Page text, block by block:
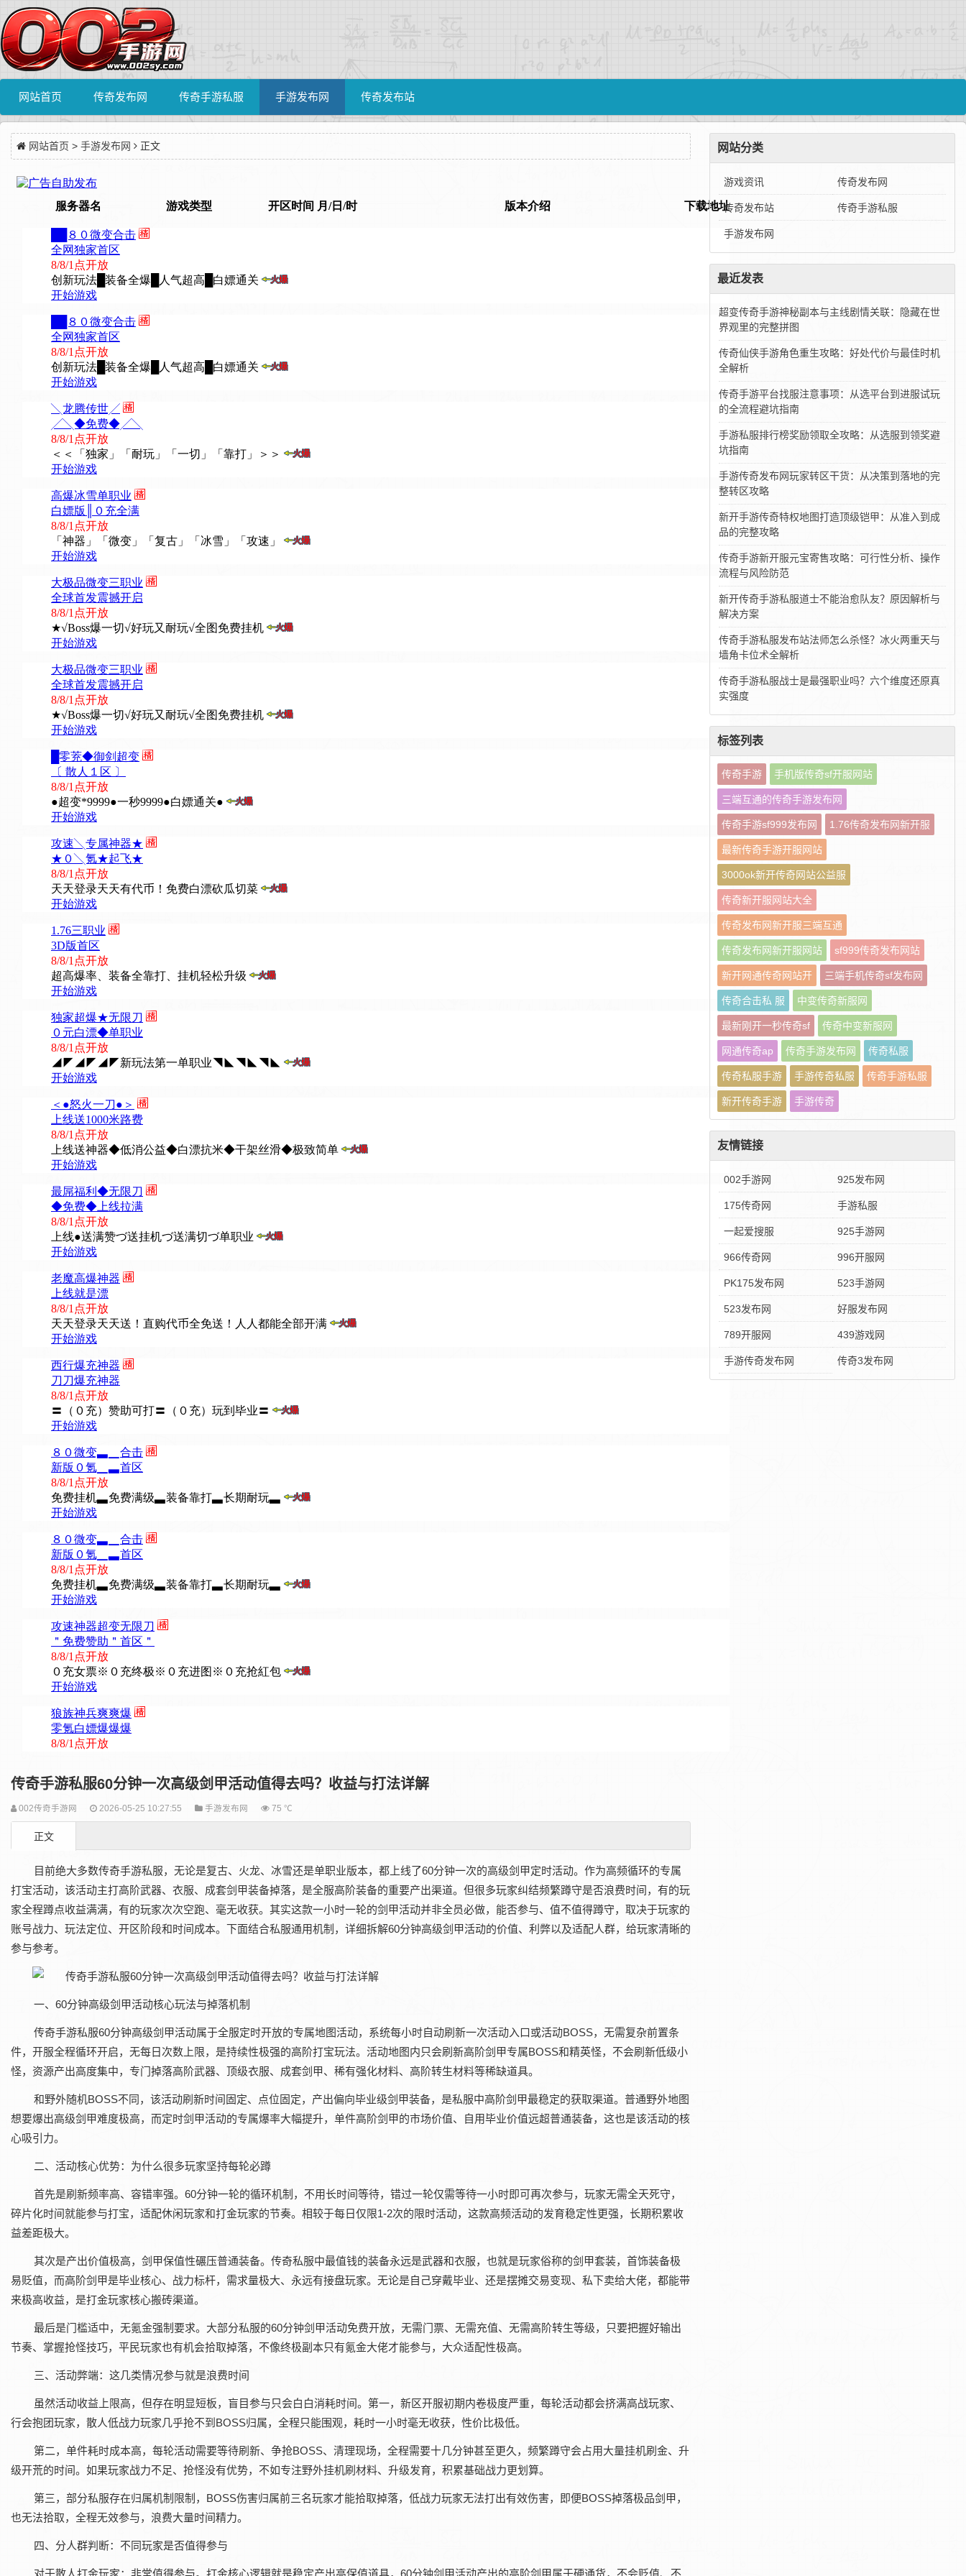
网站首页 传奇发布网 传奇手游私服 手游发布网 传奇发布站
网站首页 > 手游发布网 正文
传奇手游私服60分钟一次高级剑甲活动值得去吗？收益与打法详解
002传奇手游网 2026-05-25 10:27:55 手游发布网 75 ℃
正文
目前绝大多数传奇手游私服，无论是复古、火龙、冰雪还是单职业版本，都上线了60分钟一次的高级剑甲定时活动。作为高频循环的专属
打宝活动，该活动主打高阶武器、衣服、成套剑甲装备掉落，是全服高阶装备的重要产出渠道。但很多玩家纠结频繁蹲守是否浪费时间，有的玩
家全程蹲点收益满满，有的玩家次次空跑、毫无收获。其实这款一小时一轮的剑甲活动并非全员必做，能否参与、值不值得蹲守，取决于玩家的
账号战力、玩法定位、开区阶段和时间成本。下面结合私服通用机制，详细拆解60分钟高级剑甲活动的价值、利弊以及适配人群，给玩家清晰的
参与参考。
一、60分钟高级剑甲活动核心玩法与掉落机制
传奇手游私服60分钟高级剑甲活动属于全服定时开放的专属地图活动，系统每小时自动刷新一次活动入口或活动BOSS，无需复杂前置条
件，开服全程循环开启，无每日次数上限，是持续性极强的高阶打宝玩法。活动地图内只会刷新高阶剑甲专属BOSS和精英怪，不会刷新低级小
怪，资源产出高度集中，专门掉落高阶武器、顶级衣服、成套剑甲、稀有强化材料、高阶转生材料等稀缺道具。
和野外随机BOSS不同，该活动刷新时间固定、点位固定，产出偏向毕业级剑甲装备，是私服中高阶剑甲最稳定的获取渠道。普通野外地图
想要爆出高级剑甲难度极高，而定时剑甲活动的专属爆率大幅提升，单件高阶剑甲的市场价值、自用毕业价值远超普通装备，这也是该活动的核
心吸引力。
二、活动核心优势：为什么很多玩家坚持每轮必蹲
首先是刷新频率高、容错率强。60分钟一轮的循环机制，不用长时间等待，错过一轮仅需等待一小时即可再次参与，玩家无需全天死守，
碎片化时间就能参与打宝，适配休闲玩家和打金玩家的节奏。相较于每日仅限1-2次的限时活动，这款高频活动的发育稳定性更强，长期积累收
益差距极大。
其次是产出价值极高，剑甲保值性碾压普通装备。传奇私服中最值钱的装备永远是武器和衣服，也就是玩家俗称的剑甲套装，首饰装备极
易贬值，而高阶剑甲是毕业核心、战力标杆，需求量极大、永远有接盘玩家。无论是自己穿戴毕业、还是摆摊交易变现、私下卖给大佬，都能带
来极高收益，是打金玩家核心搬砖渠道。
最后是门槛适中，无氪金强制要求。大部分私服的60分钟剑甲活动免费开放，无需门票、无需充值、无需高阶转生等级，只要把握好输出
节奏、掌握抢怪技巧，平民玩家也有机会拾取掉落，不像终极副本只有氪金大佬才能参与，大众适配性极高。
三、活动弊端：这几类情况参与就是浪费时间
虽然活动收益上限高，但存在明显短板，盲目参与只会白白消耗时间。第一，新区开服初期内卷极度严重，每轮活动都会挤满高战玩家、
行会抱团玩家，散人低战力玩家几乎抢不到BOSS归属，全程只能围观，耗时一小时毫无收获，性价比极低。
第二，单件耗时成本高，每轮活动需要等待刷新、争抢BOSS、清理现场，全程需要十几分钟甚至更久，频繁蹲守会占用大量挂机刷金、升
级开荒的时间。如果玩家战力不足、抢怪没有优势，不如专注野外挂机刷材料、升级发育，积累基础战力更划算。
第三，部分私服存在归属机制限制，BOSS伤害归属前三名玩家才能拾取掉落，低战力玩家无法打出有效伤害，即便BOSS掉落极品剑甲，
也无法拾取，全程无效参与，浪费大量时间精力。
四、分人群判断：不同玩家是否值得参与
对于散人打金玩家：非常值得参与。打金核心逻辑就是稳定产出高保值道具，60分钟剑甲活动产出的高阶剑甲属于硬通货，不会贬值、不
网站分类
游戏资讯 传奇发布网
传奇发布站 传奇手游私服
手游发布网
最近发表
超变传奇手游神秘副本与主线剧情关联：隐藏在世
界观里的完整拼图
传奇仙侠手游角色重生攻略：好处代价与最佳时机
全解析
传奇手游平台找服注意事项：从选平台到进服试玩
的全流程避坑指南
手游私服排行榜奖励领取全攻略：从选服到领奖避
坑指南
手游传奇发布网玩家转区干货：从决策到落地的完
整转区攻略
新开手游传奇特权地图打造顶级铠甲：从准入到成
品的完整攻略
传奇手游新开服元宝寄售攻略：可行性分析、操作
流程与风险防范
新开传奇手游私服道士不能治愈队友？原因解析与
解决方案
传奇手游私服发布站法师怎么杀怪？冰火两重天与
墙角卡位术全解析
传奇手游私服战士是最强职业吗？六个维度还原真
实强度
标签列表
传奇手游 手机版传奇sf开服网站
三端互通的传奇手游发布网
传奇手游sf999发布网 1.76传奇发布网新开服
最新传奇手游开服网站
3000ok新开传奇网站公益服
传奇新开服网站大全
传奇发布网新开服三端互通
传奇发布网新开服网站 sf999传奇发布网站
新开网通传奇网站开 三端手机传奇sf发布网
传奇合击私 服 中变传奇新服网
最新刚开一秒传奇sf 传奇中变新服网
网通传奇ap 传奇手游发布网 传奇私服
传奇私服手游 手游传奇私服 传奇手游私服
新开传奇手游 手游传奇
友情链接
002手游网 925发布网
175传奇网 手游私服
一起爱搜服 925手游网
966传奇网 996开服网
PK175发布网 523手游网
523发布网 好服发布网
789开服网 439游戏网
手游传奇发布网 传奇3发布网